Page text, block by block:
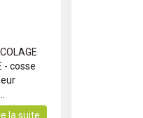
- cosse
la suite